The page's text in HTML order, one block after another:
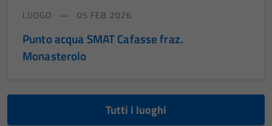
LUOGO 05 FEB 2026
Punto acqua SMAT Cafasse fraz.
Monasterolo
Tutti i luoghi